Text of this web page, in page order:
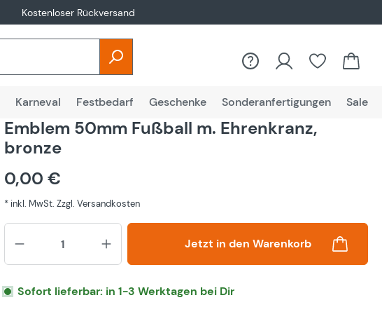
Kostenloser Rückversand
Karneval Festbedarf Geschenke Sonderanfertigungen Sale
Emblem 50mm Fußball m. Ehrenkranz,
bronze
0,00 €
* inkl. MwSt. Zzgl. Versandkosten
Produkt Anzahl: Gib den
Jetzt in den Warenkorb
Sofort lieferbar: in 1-3 Werktagen bei Dir